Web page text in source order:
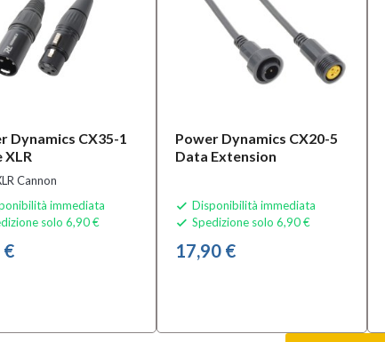
Dynamics CX35-1
XLR
Cannon
immediata
solo 6,90 €
€
Power Dynamics CX20-5
Data Extension
 Disponibilità immediata
 Spedizione solo 6,90 €
17,90 €